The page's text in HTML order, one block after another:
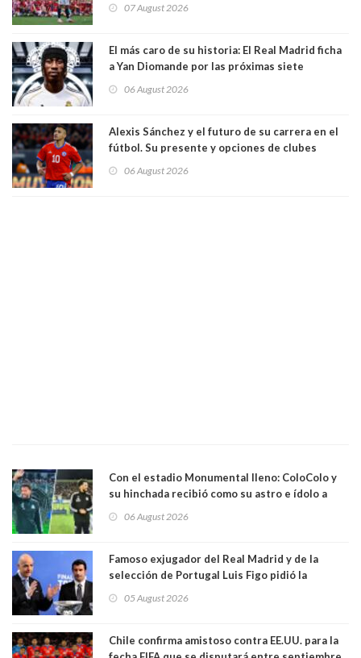
07 August 2026
El más caro de su historia: El Real Madrid ficha
a Yan Diomande por las próximas siete
06 August 2026
Alexis Sánchez y el futuro de su carrera en el
fútbol. Su presente y opciones de clubes
06 August 2026
Con el estadio Monumental lleno: ColoColo y
su hinchada recibió como su astro e ídolo a
06 August 2026
Famoso exjugador del Real Madrid y de la
selección de Portugal Luis Figo pidió la
comportamiento más bajo y cobarde que he
05 August 2026
Chile confirma amistoso contra EE.UU. para la